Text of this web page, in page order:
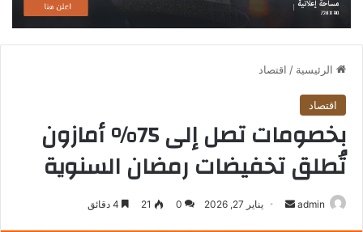
الرئيسية / اقتصاد
اقتصاد
بخصومات تصل إلى 75% أمازون
تُطلق تخفيضات رمضان السنوية
admin
أرسل يناير 27, 2026 0
21